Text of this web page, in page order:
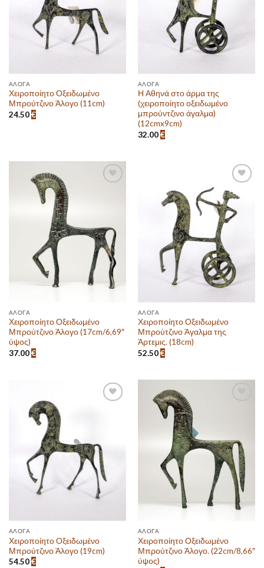
ΆΛΟΓΑ
Χειροποίητο Οξειδωμένο
Μπρούτζινο Άλογο (11cm)
24.50€
ΆΛΟΓΑ
Η Αθηνά στο άρμα της
(χειροποίητο οξειδωμένο
μπρούντζινο άγαλμα)
(12cmx9cm)
32.00€
επιθυμιών
ΆΛΟΓΑ
Χειροποίητο Οξειδωμένο
Μπρούτζινο Άλογο (17cm/6,69″
ύψος)
37.00€
Πρόσθεσε
στην λίστα
επιθυμιών
ΆΛΟΓΑ
Χειροποίητο Οξειδωμένο
Μπρούτζινο Άγαλμα της
Άρτεμις. (18cm)
52.50€
επιθυμιών
ΆΛΟΓΑ
Χειροποίητο Οξειδωμένο
Μπρούτζινο Άλογο (19cm)
54.50€
στην λίστα
επιθυμιών
ΆΛΟΓΑ
Χειροποίητο Οξειδωμένο
Μπρούτζινο Άλογο. (22cm/8,66″
ύψος)